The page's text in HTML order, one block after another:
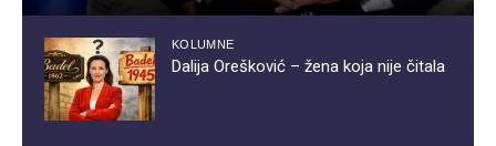
KOLUMNE
Dalija Orešković – žena koja nije čitala